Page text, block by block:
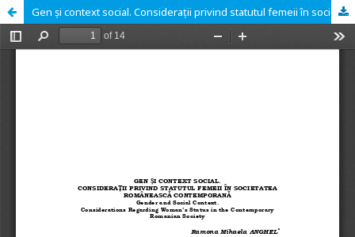
Gen și context social. Considerații privind statutul femeii în societatea românească contemporană